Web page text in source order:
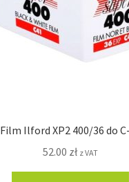
Film Ilford XP2 400/36 do
52.00 zł z VAT